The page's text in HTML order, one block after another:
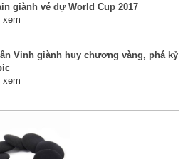
giành vé dự World Cup 2017
xem
Vinh giành huy chương vàng, phá kỷ
xem